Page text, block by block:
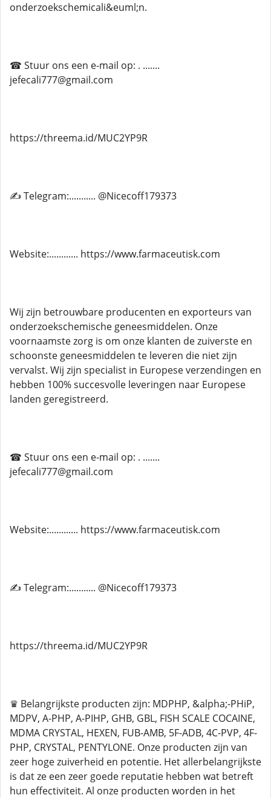
onderzoekschemicali&euml;n.
☎ Stuur ons een e-mail op: . .......
jefecali777@gmail.com
https://threema.id/MUC2YP9R
✍ Telegram:........... @Nicecoff179373
Website:............ https://www.farmaceutisk.com
Wij zijn betrouwbare producenten en exporteurs van
onderzoekschemische geneesmiddelen. Onze
voornaamste zorg is om onze klanten de zuiverste en
schoonste geneesmiddelen te leveren die niet zijn
vervalst. Wij zijn specialist in Europese verzendingen en
hebben 100% succesvolle leveringen naar Europese
landen geregistreerd.
☎ Stuur ons een e-mail op: . .......
jefecali777@gmail.com
Website:............ https://www.farmaceutisk.com
✍ Telegram:........... @Nicecoff179373
https://threema.id/MUC2YP9R
♛ Belangrijkste producten zijn: MDPHP, &alpha;-PHiP,
MDPV, A-PHP, A-PIHP, GHB, GBL, FISH SCALE COCAINE,
MDMA CRYSTAL, HEXEN, FUB-AMB, 5F-ADB, 4C-PVP, 4F-
PHP, CRYSTAL, PENTYLONE. Onze producten zijn van
zeer hoge zuiverheid en potentie. Het allerbelangrijkste
is dat ze een zeer goede reputatie hebben wat betreft
hun effectiviteit. Al onze producten worden in het